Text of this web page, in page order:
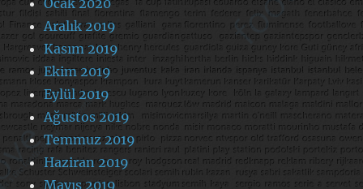
Aralık 2019
Kasım 2019
Ekim 2019
Eylül 2019
Ağustos 2019
Temmuz 2019
Haziran 2019
Mayıs 2019